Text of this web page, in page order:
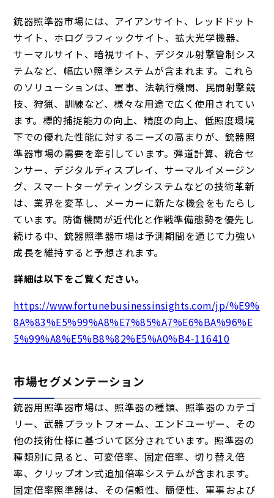
銃器照準器市場には、アイアンサイト、レッドドット
サイト、ホログラフィックサイト、拡大光学機器、
サーマルサイト、暗視サイト、デジタル射撃管制シス
テムなど、幅広い照準システムが含まれます。これら
のソリューションは、軍事、法執行機関、民間射撃競
技、狩猟、訓練など、様々な用途で広く使用されてい
ます。標的捕捉能力の向上、精度の向上、低照度環境
下での優れた性能に対するニーズの高まりが、銃器照
準器市場の需要を牽引しています。弾道計算、統合セ
ンサー、デジタルディスプレイ、サーマルイメージン
グ、スマートターゲティングシステムなどの技術革新
は、業界を変革し、メーカーに新たな機会をもたらし
ています。防衛機関が近代化と作戦準備態勢を優先し
続ける中、銃器照準器市場は予測期間を通じて力強い
成長を維持すると予想されます。
詳細は以下をご覧ください。
https://www.fortunebusinessinsights.com/jp/%E9%
8A%83%E5%99%A8%E7%85%A7%E6%BA%96%E
5%99%A8%E5%B8%82%E5%A0%B4-116410
市場セグメンテーション
銃器用照準器市場は、照準器の種類、照準器のカテゴ
リー、武器プラットフォーム、エンドユーザー、その
他の技術仕様に基づいて区分されています。照準器の
種類別に見ると、可変倍率、固定倍率、切り替え倍
率、クリップオン式追加倍率システムが含まれます。
固定倍率照準器は、その信頼性、簡便性、軍事および